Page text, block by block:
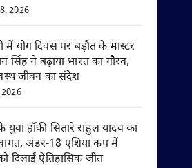
2026
में योग दिवस पर बड़ौत के मास्टर
सिंह ने बढ़ाया भारत का गौरव,
जीवन का संदेश
युवा हॉकी सितारे राहुल यादव का
अंडर-18 एशिया कप में
दिलाई ऐतिहासिक जीत